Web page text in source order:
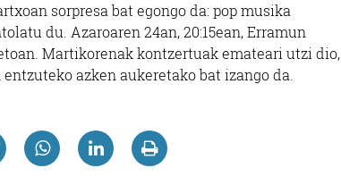
sorpresa bat egongo da: pop musika
du. Azaroaren 24an, 20:15ean, Erramun
Martikorenak kontzertuak emateari utzi dio,
azken aukeretako bat izango da.